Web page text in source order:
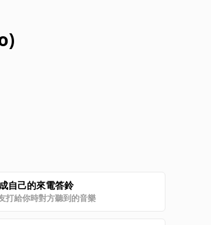
自己的來電答鈴
打給你時對方聽到的音樂